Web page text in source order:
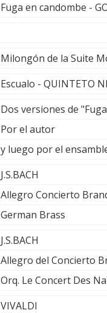
Fuga en candombe -
Milongón de la Suite
Escualo - QUINTETO
Dos versiones de
Por el autor
y luego por el
J.S.BACH
Allegro Concierto
German Brass
J.S.BACH
Allegro del Concierto
Orq. Le Concert Des
VIVALDI